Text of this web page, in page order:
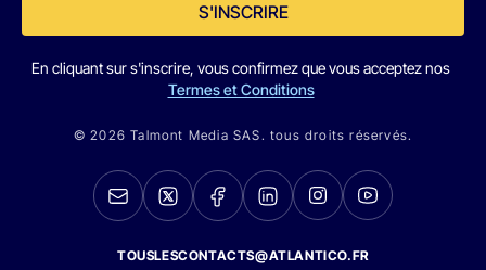
S'INSCRIRE
En cliquant sur s'inscrire, vous confirmez que vous acceptez nos
Termes et Conditions
© 2026 Talmont Media SAS. tous droits réservés.
TOUSLESCONTACTS@ATLANTICO.FR